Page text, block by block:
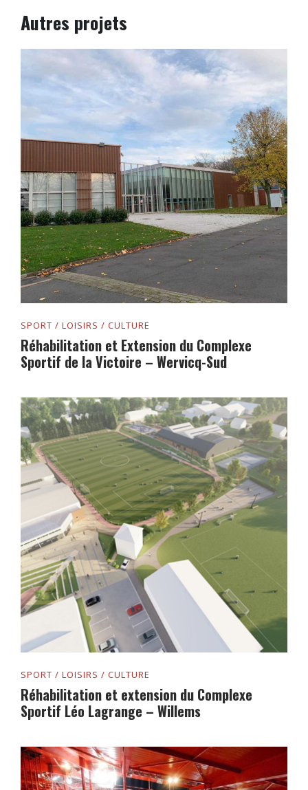
Autres projets
SPORT / LOISIRS / CULTURE
Réhabilitation et Extension du Complexe
Sportif de la Victoire – Wervicq-Sud
SPORT / LOISIRS / CULTURE
Réhabilitation et extension du Complexe
Sportif Léo Lagrange – Willems